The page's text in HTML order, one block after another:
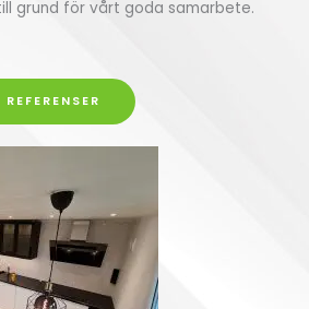
grund för vårt goda samarbete.